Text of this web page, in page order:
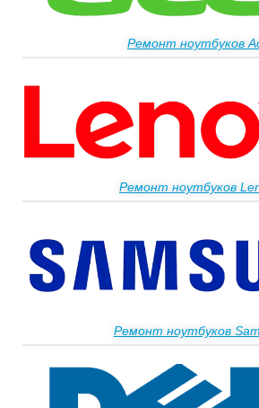
Ремонт ноутбуков
Ремонт ноутбуков
Ремонт ноутбуков